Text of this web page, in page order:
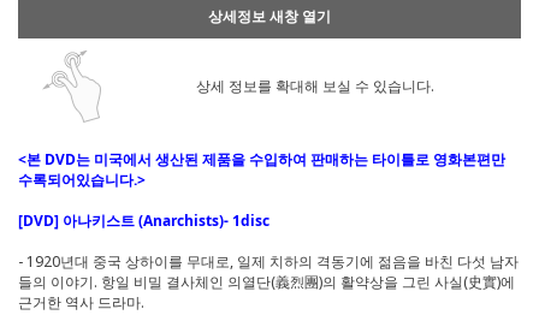
상세정보 새창 열기
상세 정보를 확대해 보실 수 있습니다.
<본 DVD는 미국에서 생산된 제품을 수입하여 판매하는 타이틀로 영화본편만
수록되어있습니다.>
[DVD] 아나키스트 (Anarchists)- 1disc
- 1920년대 중국 상하이를 무대로, 일제 치하의 격동기에 젊음을 바친 다섯 남자
들의 이야기. 항일 비밀 결사체인 의열단(義烈團)의 활약상을 그린 사실(史實)에
근거한 역사 드라마.